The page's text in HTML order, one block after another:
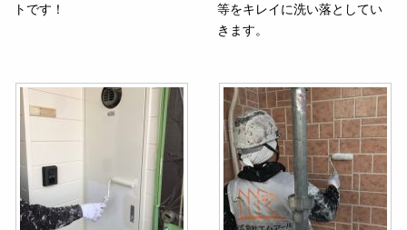
トです！
等をキレイに洗い落としてい
きます。